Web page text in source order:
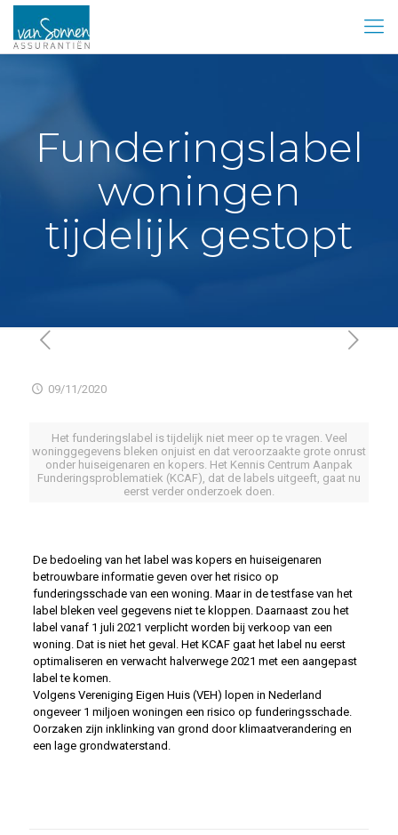
Funderingslabel
woningen
tijdelijk gestopt
09/11/2020
Het funderingslabel is tijdelijk niet meer op te vragen. Veel
woninggegevens bleken onjuist en dat veroorzaakte grote onrust
onder huiseigenaren en kopers. Het Kennis Centrum Aanpak
Funderingsproblematiek (KCAF), dat de labels uitgeeft, gaat nu
eerst verder onderzoek doen.
De bedoeling van het label was kopers en huiseigenaren
betrouwbare informatie geven over het risico op
funderingsschade van een woning. Maar in de testfase van het
label bleken veel gegevens niet te kloppen. Daarnaast zou het
label vanaf 1 juli 2021 verplicht worden bij verkoop van een
woning. Dat is niet het geval. Het KCAF gaat het label nu eerst
optimaliseren en verwacht halverwege 2021 met een aangepast
label te komen.
Volgens Vereniging Eigen Huis (VEH) lopen in Nederland
ongeveer 1 miljoen woningen een risico op funderingsschade.
Oorzaken zijn inklinking van grond door klimaatverandering en
een lage grondwaterstand.